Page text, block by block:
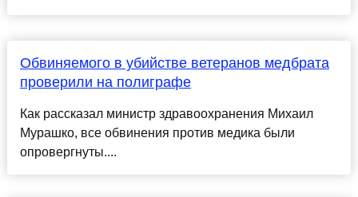
Обвиняемого в убийстве ветеранов медбрата
проверили на полиграфе
Как рассказал министр здравоохранения Михаил
Мурашко, все обвинения против медика были
опровергнуты....